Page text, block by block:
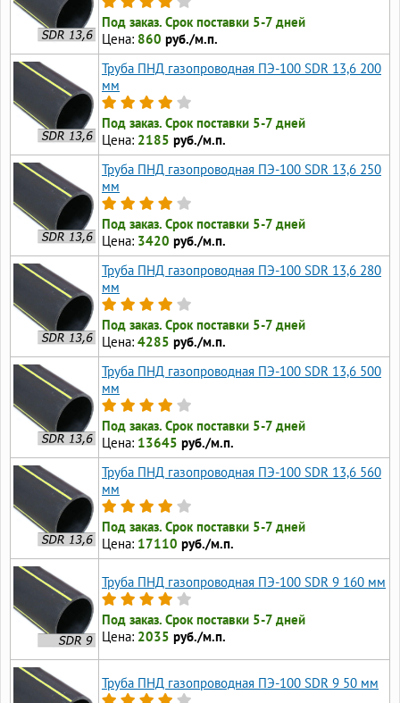
Под заказ. Срок поставки 5-7 дней
Цена: 860 руб./м.п.
Труба ПНД газопроводная ПЭ-100 SDR 13,6 200
мм
Под заказ. Срок поставки 5-7 дней
Цена: 2185 руб./м.п.
Труба ПНД газопроводная ПЭ-100 SDR 13,6 250
мм
Под заказ. Срок поставки 5-7 дней
Цена: 3420 руб./м.п.
Труба ПНД газопроводная ПЭ-100 SDR 13,6 280
мм
Под заказ. Срок поставки 5-7 дней
Цена: 4285 руб./м.п.
Труба ПНД газопроводная ПЭ-100 SDR 13,6 500
мм
Под заказ. Срок поставки 5-7 дней
Цена: 13645 руб./м.п.
Труба ПНД газопроводная ПЭ-100 SDR 13,6 560
мм
Под заказ. Срок поставки 5-7 дней
Цена: 17110 руб./м.п.
Труба ПНД газопроводная ПЭ-100 SDR 9 160 мм
Под заказ. Срок поставки 5-7 дней
Цена: 2035 руб./м.п.
Труба ПНД газопроводная ПЭ-100 SDR 9 50 мм